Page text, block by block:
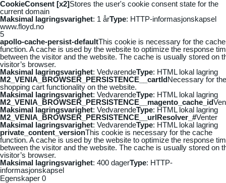
CookieConsent [x2]Stores the user's cookie consent state for the
current domain
Maksimal lagringsvarighet: 1 årType: HTTP-informasjonskapsel
www.floyd.no
5
apollo-cache-persist-defaultThis cookie is necessary for the cache
function. A cache is used by the website to optimize the response
between the visitor and the website. The cache is usually stored on
visitor’s browser.
Maksimal lagringsvarighet: VedvarendeType: HTML lokal lagring
M2_VENIA_BROWSER_PERSISTENCE__cartIdNecessary for the
shopping cart functionality on the website.
Maksimal lagringsvarighet: VedvarendeType: HTML lokal lagring
M2_VENIA_BROWSER_PERSISTENCE__magento_cache_id
Maksimal lagringsvarighet: VedvarendeType: HTML lokal lagring
M2_VENIA_BROWSER_PERSISTENCE__urlResolver_#Venter
Maksimal lagringsvarighet: VedvarendeType: HTML lokal lagring
private_content_versionThis cookie is necessary for the cache
function. A cache is used by the website to optimize the response
between the visitor and the website. The cache is usually stored on
visitor’s browser.
Maksimal lagringsvarighet: 400 dagerType: HTTP-
informasjonskapsel
Egenskaper 0